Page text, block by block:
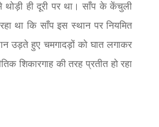
ही दूरी पर था। साँप के केंचुली
था कि साँप इस स्थान पर नियमित
उड़ते हुए चमगादड़ों को घात लगाकर
शिकारगाह की तरह प्रतीत हो रहा